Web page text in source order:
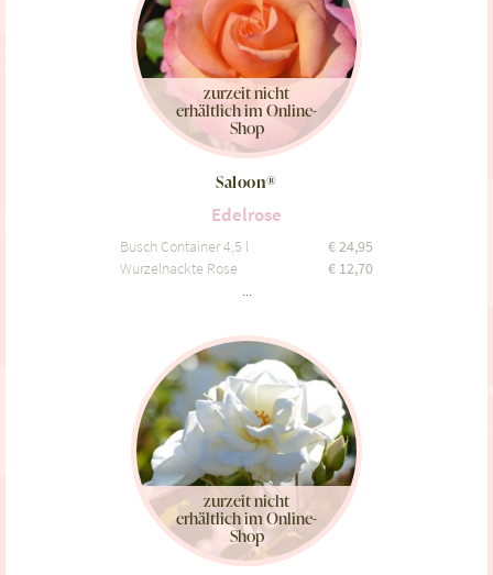
zurzeit nicht
erhältlich im Online-
Shop
Saloon®
Edelrose
Busch Container 4,5 l €24,95
Wurzelnackte Rose
€ 12,70
...
zurzeit nicht
erhältlich im Online-
Shop